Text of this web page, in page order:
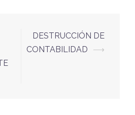
DESTRUCCIÓN DE
CONTABILIDAD
⟶